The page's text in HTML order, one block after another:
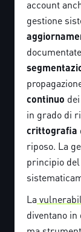
account
gestione
continuo
in grado di
crittografia
riposo. La
principio
La
diventano